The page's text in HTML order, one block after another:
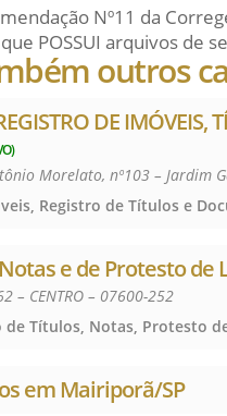
Nº11 da
POSSUI arquivos de
outros
DE IMÓVEIS,
Morelato, nº103 – Jardim
e de Protesto
– CENTRO – 07600-252
de Títulos, Notas, Protesto
em Mairiporã/SP